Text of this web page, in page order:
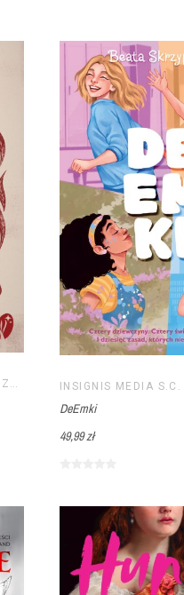
INSIGNIS MEDIA S.C. PAWEŁ BRZOZOWSKI TOMASZ BRZOZOWSKI
DeEmki
49,99 zł